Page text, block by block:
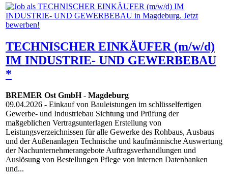
TECHNISCHER EINKÄUFER (m/w/d)
IM INDUSTRIE- UND GEWERBEBAU
*
BREMER Ost GmbH- Magdeburg
09.04.2026 - Einkauf von Bauleistungen im schlüsselfertigen
Gewerbe- und Industriebau Sichtung und Prüfung der
maßgeblichen Vertragsunterlagen Erstellung von
Leistungsverzeichnissen für alle Gewerke des Rohbaus, Ausbaus
und der Außenanlagen Technische und kaufmännische Auswertung
der Nachunternehmerangebote Auftragsverhandlungen und
Auslösung von Bestellungen Pflege von internen Datenbanken
und...